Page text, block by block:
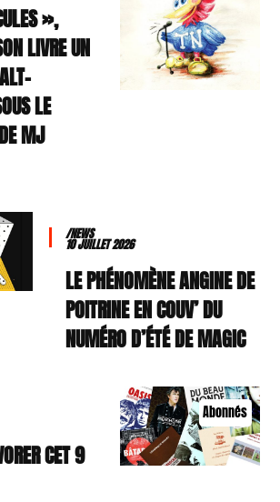
»,
LIVRE UN
LE
MJ
/NEWS
10 JUILLET 2026
LE PHÉNOMÈNE ANGINE DE
POITRINE EN COUV’ DU
NUMÉRO D’ÉTÉ DE MAGIC
Abonnés
CET